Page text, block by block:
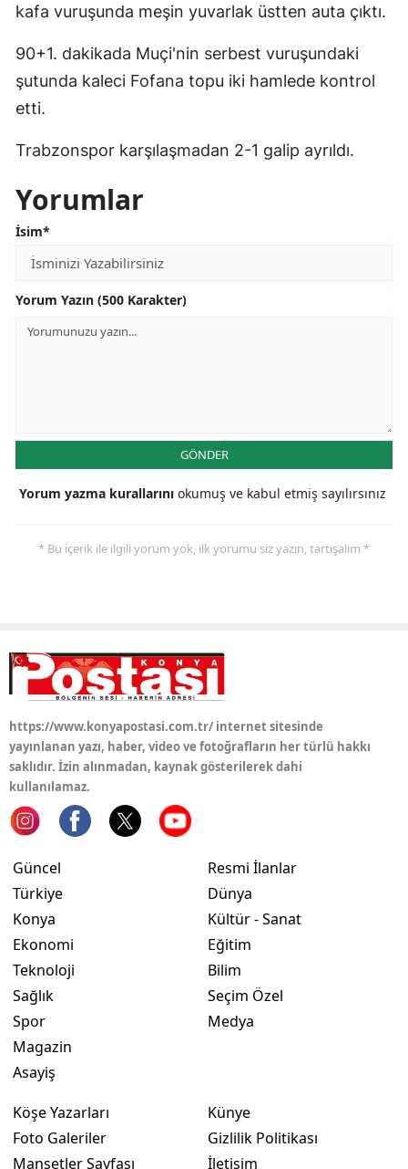
Siirt
Sinop
Sivas
Tokat
Bayburt
Ardahan
Iğdır
Kilis
kafa vuruşunda meşin yuvarlak üstten auta çıktı.
90+1. dakikada Muçi'nin serbest vuruşundaki
şutunda kaleci Fofana topu iki hamlede kontrol
etti.
Trabzonspor karşılaşmadan 2-1 galip ayrıldı.
Yorumlar
İsim*
Yorum Yazın (500 Karakter)
GÖNDER
Yorum yazma kurallarını okumuş ve kabul etmiş sayılırsınız
* Bu içerik ile ilgili yorum yok, ilk yorumu siz yazın, tartışalım *
https://www.konyapostasi.com.tr/ internet sitesinde
yayınlanan yazı, haber, video ve fotoğrafların her türlü hakkı
saklıdır. İzin alınmadan, kaynak gösterilerek dahi
kullanılamaz.
Güncel
Türkiye
Konya
Ekonomi
Teknoloji
Sağlık
Spor
Magazin
Asayiş
Resmi İlanlar
Dünya
Kültür - Sanat
Eğitim
Bilim
Seçim Özel
Medya
Köşe Yazarları
Foto Galeriler
Manşetler Sayfası
Künye
Gizlilik Politikası
İletişim